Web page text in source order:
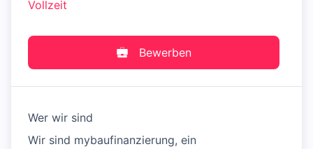
Vollzeit
Bewerben
Wer wir sind
Wir sind mybaufinanzierung, ein